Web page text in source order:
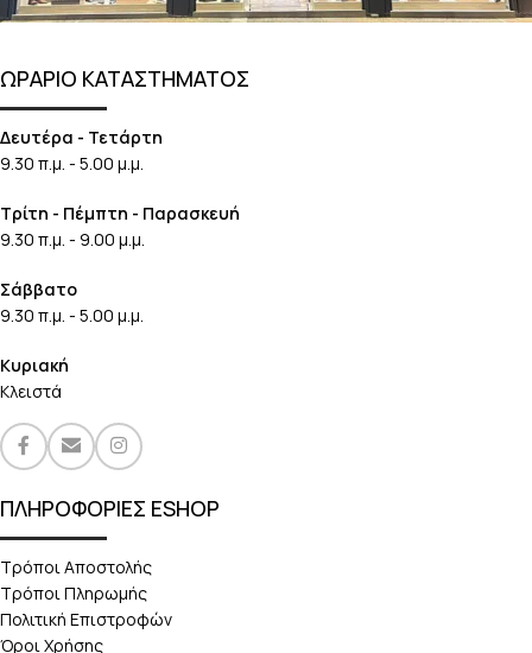
ΩΡΑΡΙΟ ΚΑΤΑΣΤΗΜΑΤΟΣ
Δευτέρα - Τετάρτη
9.30 π.μ. - 5.00 μ.μ.
Τρίτη - Πέμπτη - Παρασκευή
9.30 π.μ. - 9.00 μ.μ.
Σάββατο
9.30 π.μ. - 5.00 μ.μ.
Κυριακή
Κλειστά
ΠΛΗΡΟΦΟΡΙΕΣ ESHOP
Τρόποι Αποστολής
Τρόποι Πληρωμής
Πολιτική Επιστροφών
Όροι Χρήσης